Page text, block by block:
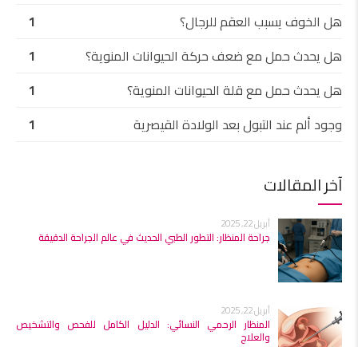
هل الخوف يسبب العقم للرجال؟
1
هل يحدث حمل مع ضعف حركة الحيوانات المنوية؟
1
هل يحدث حمل مع قلة الحيوانات المنوية؟
1
وجود ألم عند التبول بعد الولادة القيصرية
1
آخر المقالات
أبريل 22, 2025
جراحة المنظار: التطور الطبي الحديث في عالم الجراحة الدقيقة
أبريل 22, 2025
المنظار الرحمي النسائي: الدليل الكامل للفحص والتشخيص
والعلاج